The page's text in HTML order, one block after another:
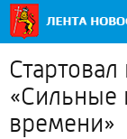
«Сильные
времени»